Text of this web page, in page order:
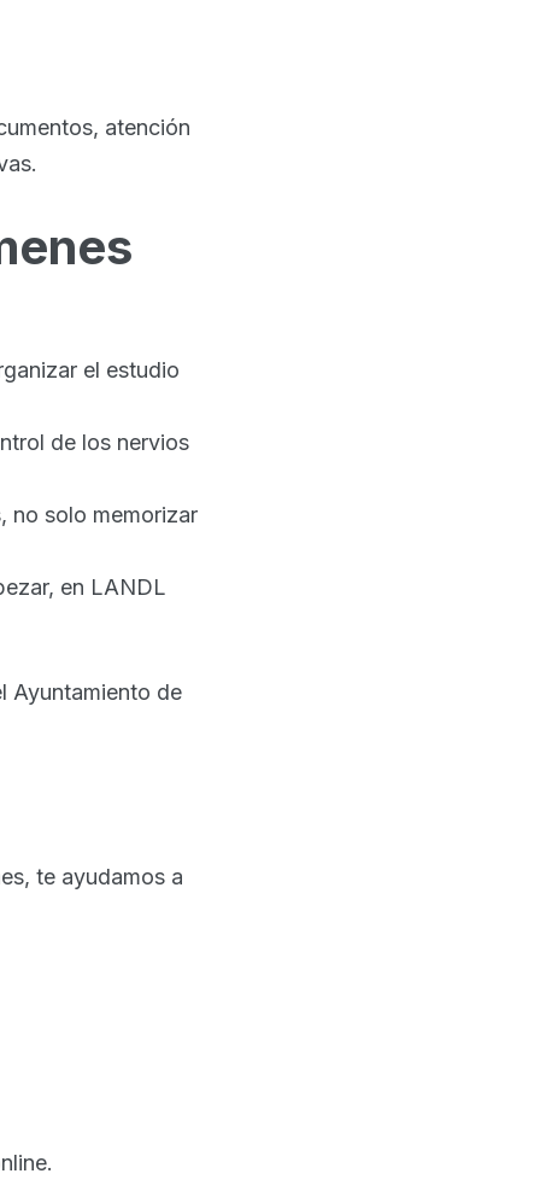
atención
el estudio
de los nervios
no solo memorizar
en LANDL
Ayuntamiento de
te ayudamos a